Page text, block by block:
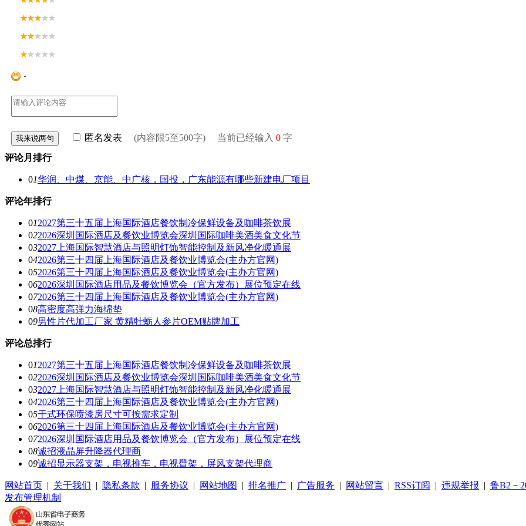
匿名发表 (内容限5至500字) 当前已经输入 0 字
评论月排行
01华润、中煤、京能、中广核，国投，广东能源有哪些新建电厂项目
评论年排行
012027第三十五届上海国际酒店餐饮制冷保鲜设备及咖啡茶饮展
022026深圳国际酒店及餐饮业博览会深圳国际咖啡美酒美食文化节
032027上海国际智慧酒店与照明灯饰智能控制及新风净化暖通展
042026第三十四届上海国际酒店及餐饮业博览会(主办方官网)
052026第三十四届上海国际酒店及餐饮业博览会(主办方官网)
062026深圳国际酒店用品及餐饮博览会（官方发布）展位预定在线
072026第三十四届上海国际酒店及餐饮业博览会(主办方官网)
08高密度高弹力海绵垫
09男性片代加工厂家 黄精牡蛎人参片OEM贴牌加工
评论总排行
012027第三十五届上海国际酒店餐饮制冷保鲜设备及咖啡茶饮展
022026深圳国际酒店及餐饮业博览会深圳国际咖啡美酒美食文化节
032027上海国际智慧酒店与照明灯饰智能控制及新风净化暖通展
042026第三十四届上海国际酒店及餐饮业博览会(主办方官网)
05干式环保喷漆房尺寸可按需求定制
062026第三十四届上海国际酒店及餐饮业博览会(主办方官网)
072026深圳国际酒店用品及餐饮博览会（官方发布）展位预定在线
08诚招液晶屏升降器代理商
09诚招显示器支架，电视推车，电视臂架，屏风支架代理商
网站首页 | 关于我们 | 隐私条款 | 服务协议 | 网站地图 | 排名推广 | 广告服务 | 网站留言 | RSS订阅 | 违规举报 | 鲁B2－
发布管理机制